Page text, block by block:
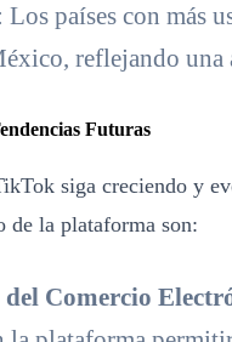
Los países con más
reflejando
Futuras
siga creciendo y
de la plataforma son:
Comercio